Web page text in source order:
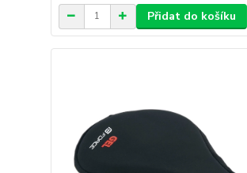
Přidat do košíku